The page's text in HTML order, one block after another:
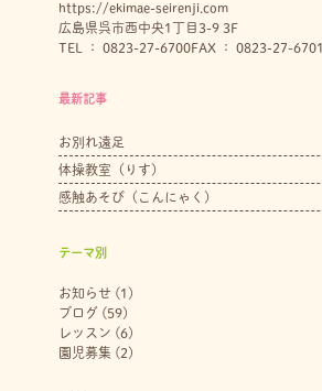
https://ekimae-seirenji.com
広島県呉市西中央1丁目3-9 3F
TEL ： 0823-27-6700FAX ： 0823-27-6701
最新記事
お別れ遠足
体操教室（りす）
感触あそび（こんにゃく）
テーマ別
お知らせ(1)
ブログ (59)
レッスン (6)
園児募集 (2)